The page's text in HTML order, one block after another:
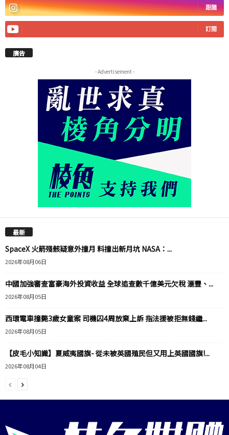
跟隨
訂閱
廣告
- Advertisement -
最新
SpaceX 火箭殘骸疑意外撞月 料撞出新月坑 NASA：...
2026年08月06日
中國加強審查富豪海外投資收益 全球追查數千億美元欠稅 滙豐、...
2026年08月05日
西環電車撞斃3歲女童案 司機囚4周放棄上訴 指法援被拒無錢繼...
2026年08月05日
【皮毛小知識】夏威夷國旗- 從未被英國殖民但又用上英國國旗!...
2026年08月04日